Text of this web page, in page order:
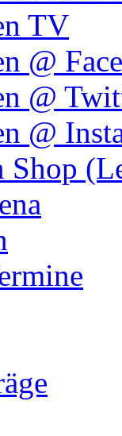
TV
@
@
@
Shop